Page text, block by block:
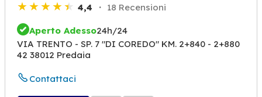
4,4 18 Recensioni
Aperto Adesso24h/24
VIA TRENTO - SP. 7 "DI COREDO" KM. 2+840 - 2+880
42 38012 Predaia
Contattaci